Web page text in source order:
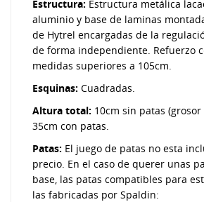
Estructura: Estructura metálica
aluminio y base de laminas
de Hytrel encargadas de la
de forma independiente. Refuerzo
medidas superiores a 105cm.
Esquinas: Cuadradas.
Altura total: 10cm sin patas
35cm con patas.
Patas: El juego de patas no esta
precio. En el caso de querer unas
base, las patas compatibles para
las fabricadas por Spaldin: